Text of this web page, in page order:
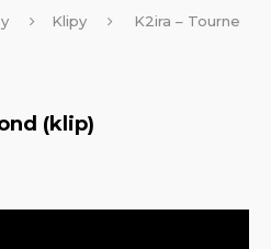
Klipy
K2ira – Tourne
(klip)